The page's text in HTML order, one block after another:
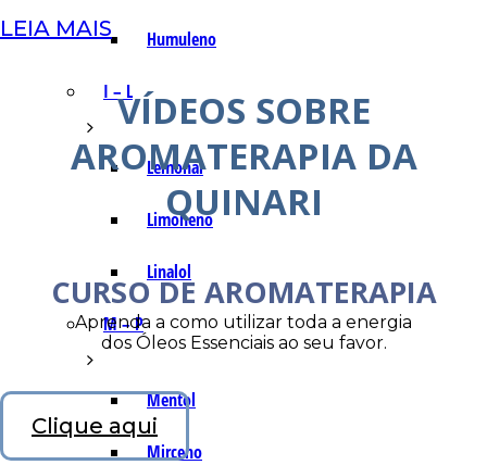
Humuleno
I – L
Lemonal
Limoneno
Linalol
M – P
Mentol
Mirceno
LEIA MAIS
VÍDEOS SOBRE
AROMATERAPIA DA
QUINARI
CURSO DE AROMATERAPIA
Aprenda a como utilizar toda a energia
dos Óleos Essenciais ao seu favor.
Clique aqui